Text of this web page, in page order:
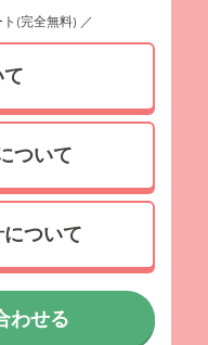
(完全無料) ／
ついて
ついて
わせる